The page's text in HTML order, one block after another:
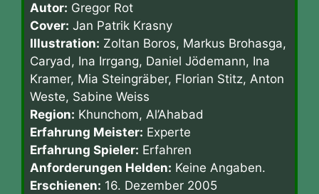
Autor: Gregor Rot
Cover: Jan Patrik Krasny
Illustration: Zoltan Boros, Markus Brohasga,
Caryad, Ina Irrgang, Daniel Jödemann, Ina
Kramer, Mia Steingräber, Florian Stitz, Anton
Weste, Sabine Weiss
Region: Khunchom, Al’Ahabad
Erfahrung Meister: Experte
Erfahrung Spieler: Erfahren
Anforderungen Helden: Keine Angaben.
Erschienen: 16. Dezember 2005